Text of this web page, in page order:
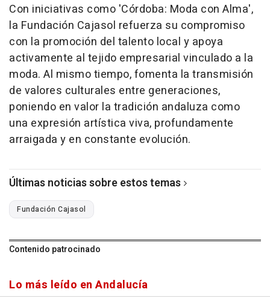
Con iniciativas como 'Córdoba: Moda con Alma',
la Fundación Cajasol refuerza su compromiso
con la promoción del talento local y apoya
activamente al tejido empresarial vinculado a la
moda. Al mismo tiempo, fomenta la transmisión
de valores culturales entre generaciones,
poniendo en valor la tradición andaluza como
una expresión artística viva, profundamente
arraigada y en constante evolución.
Últimas noticias sobre estos temas
Fundación Cajasol
Contenido patrocinado
Lo más leído en Andalucía